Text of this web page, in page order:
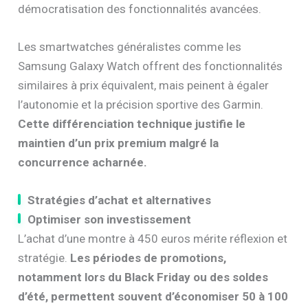
démocratisation des fonctionnalités avancées.
Les smartwatches généralistes comme les
Samsung Galaxy Watch offrent des fonctionnalités
similaires à prix équivalent, mais peinent à égaler
l’autonomie et la précision sportive des Garmin.
Cette différenciation technique justifie le
maintien d’un prix premium malgré la
concurrence acharnée.
Stratégies d’achat et alternatives
Optimiser son investissement
L’achat d’une montre à 450 euros mérite réflexion et
stratégie. Les périodes de promotions,
notamment lors du Black Friday ou des soldes
d’été, permettent souvent d’économiser 50 à 100